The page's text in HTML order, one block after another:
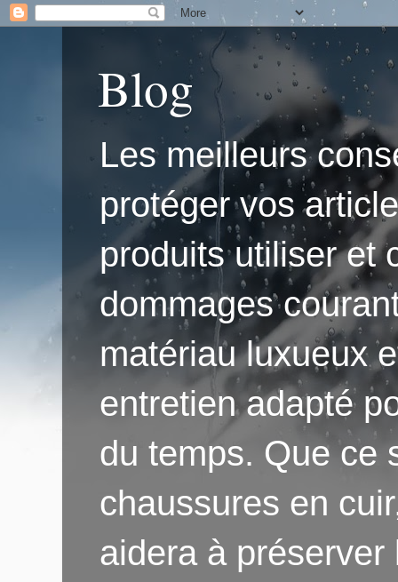
Blog
Les meilleurs
protéger vos
produits utiliser et
dommages
matériau luxueux
entretien adapté
du temps. Que ce
chaussures en
aidera à